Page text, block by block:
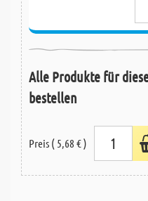
Alle Produkte für
bestellen
Preis ( 5,68 € )